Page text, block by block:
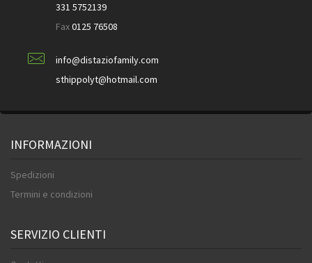
331 5752139
Fax0125 76508
info@distaziofamily.com
sthippolyt@hotmail.com
INFORMAZIONI
Spedizioni
Termini e condizioni
SERVIZIO CLIENTI